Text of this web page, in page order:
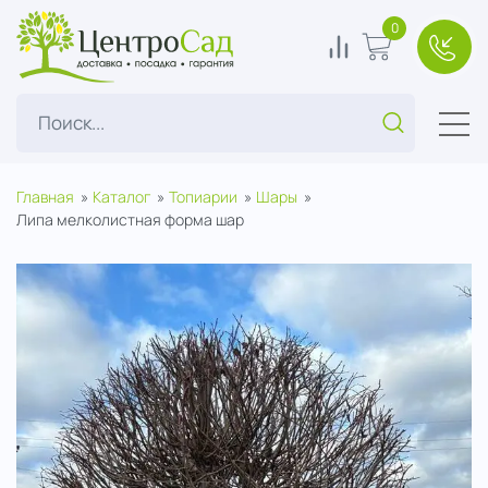
ЦентроСад
Поиск...
0 В корзину
0
Главная Каталог Топиарии
Шары
Липа мелколистная форма шар